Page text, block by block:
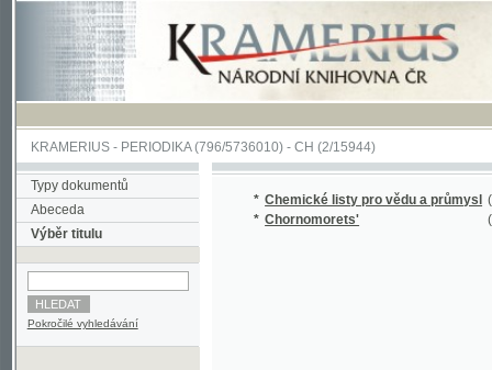
KRAMERIUS-PERIODIKA(796/5736010) -CH(2/15944)
Typy dokumentů
Abeceda
Výběr titulu
Pokročilé vyhledávání
Chornomorets' (1/115)